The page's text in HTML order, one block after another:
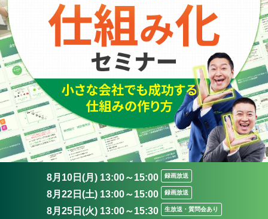
8月10日(月) 13:00～15:00 録画放送
8月22日(土) 13:00～15:00 録画放送
8月25日(火) 13:00～15:30 生放送・質問会あり